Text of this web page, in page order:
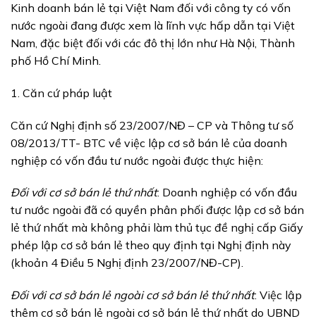
Kinh doanh bán lẻ tại Việt Nam đối với công ty có vốn
nước ngoài đang được xem là lĩnh vực hấp dẫn tại Việt
Nam, đặc biệt đối với các đô thị lớn như Hà Nội, Thành
phố Hồ Chí Minh.
1. Căn cứ pháp luật
Căn cứ Nghị định số 23/2007/NĐ – CP và Thông tư số
08/2013/TT- BTC về việc lập cơ sở bán lẻ của doanh
nghiệp có vốn đầu tư nước ngoài được thực hiện:
Đối với cơ sở bán lẻ thứ nhất: Doanh nghiệp có vốn đầu
tư nước ngoài đã có quyền phân phối được lập cơ sở bán
lẻ thứ nhất mà không phải làm thủ tục đề nghị cấp Giấy
phép lập cơ sở bán lẻ theo quy định tại Nghị định này
(khoản 4 Điều 5 Nghị định 23/2007/NĐ-CP).
Đối với cơ sở bán lẻ ngoài cơ sở bán lẻ thứ nhất: Việc lập
thêm cơ sở bán lẻ ngoài cơ sở bán lẻ thứ nhất do UBND